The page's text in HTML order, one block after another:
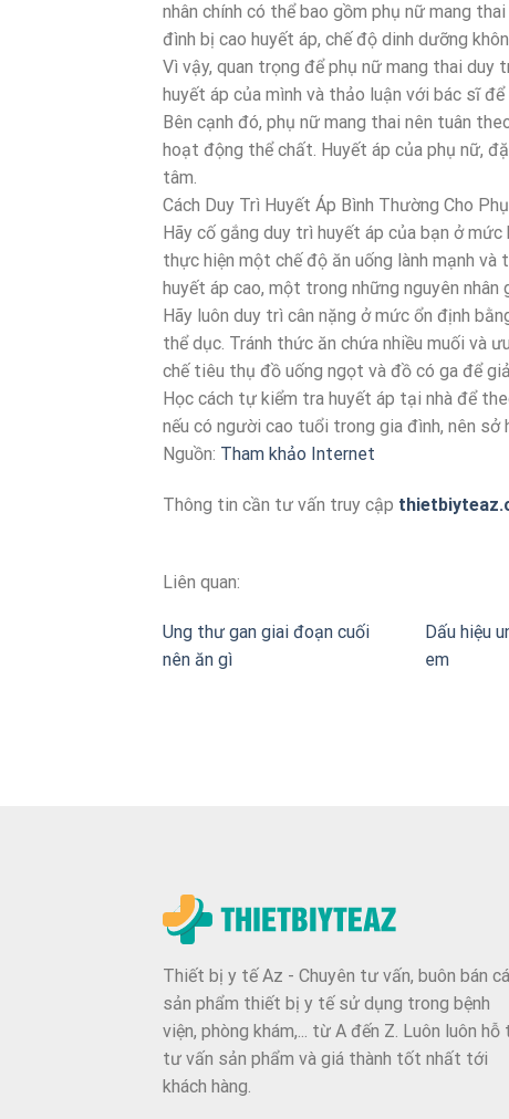
nhân chính có thể bao gồm phụ nữ mang
đình bị cao huyết áp, chế độ dinh dưỡng
Vì vậy, quan trọng để phụ nữ mang thai duy
huyết áp của mình và thảo luận với bác sĩ
Bên cạnh đó, phụ nữ mang thai nên tuân
hoạt động thể chất. Huyết áp của phụ nữ,
tâm.
Cách Duy Trì Huyết Áp Bình Thường Cho
Hãy cố gắng duy trì huyết áp của bạn ở
thực hiện một chế độ ăn uống lành mạnh
huyết áp cao, một trong những nguyên
Hãy luôn duy trì cân nặng ở mức ổn định
thể dục. Tránh thức ăn chứa nhiều muối và
chế tiêu thụ đồ uống ngọt và đồ có ga để
Học cách tự kiểm tra huyết áp tại nhà để
nếu có người cao tuổi trong gia đình, nên
Nguồn: Tham khảo Internet
Thông tin cần tư vấn truy cập
Liên quan:
Ung thư gan giai đoạn cuối
nên ăn gì
Dấu hiệu
em
Thiết bị y tế Az - Chuyên tư vấn, buôn bán
sản phẩm thiết bị y tế sử dụng trong bệnh
viện, phòng khám,... từ A đến Z. Luôn luôn hỗ
tư vấn sản phẩm và giá thành tốt nhất tới
khách hàng.